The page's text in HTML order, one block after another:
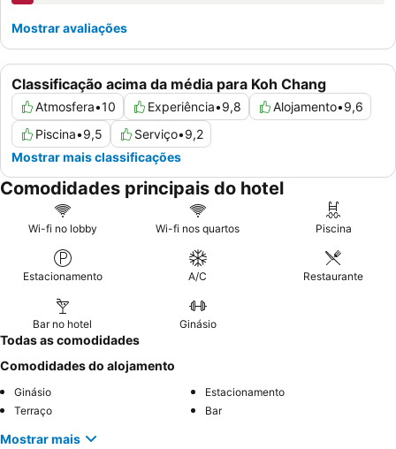
Classificação acima da média para Koh Chang
Atmosfera•10 Experiência•9,8 Alojamento•9,6
Piscina•9,5 Serviço•9,2
Mostrar mais classificações
Mostrar avaliações
Comodidades principais do hotel
Wi-fi no lobby Wi-fi nos quartos Piscina
Estacionamento A/C Restaurante
Bar no hotel Ginásio
Todas as comodidades
Comodidades do alojamento
Ginásio
Estacionamento
Terraço
Bar
Mostrar mais